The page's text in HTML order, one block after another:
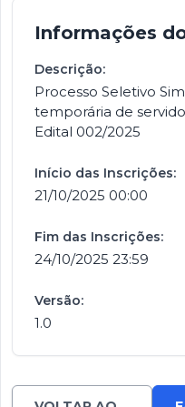
Informações
Descrição:
Processo Seletivo
temporária de
Edital 002/2025
Início das Inscrições:
21/10/2025 00:00
Fim das Inscrições:
24/10/2025 23:59
Versão:
1.0